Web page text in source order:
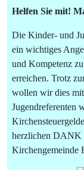
Helfen Sie mit!
Die Kinder- und
ein wichtiges
und Kompetenz
erreichen. Trotz
wollen wir dies
Jugendreferenten
herzlichen DANK
Kirchengemeinde